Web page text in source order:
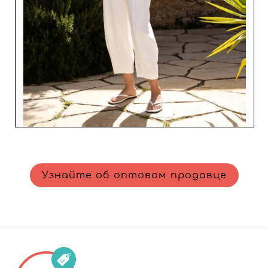
Узнайте об оптовом продавце